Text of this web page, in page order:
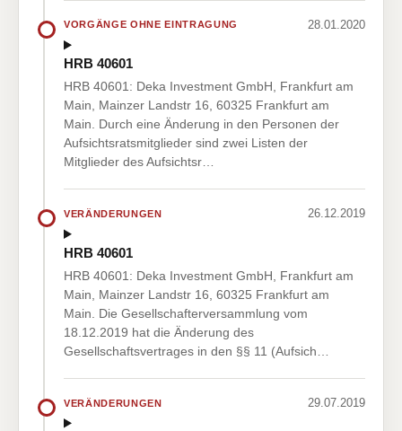
VORGÄNGE OHNE EINTRAGUNG 28.01.2020
HRB 40601
HRB 40601: Deka Investment GmbH, Frankfurt am
Main, Mainzer Landstr 16, 60325 Frankfurt am
Main. Durch eine Änderung in den Personen der
Aufsichtsratsmitglieder sind zwei Listen der
Mitglieder des Aufsichtsr…
VERÄNDERUNGEN 26.12.2019
HRB 40601
HRB 40601: Deka Investment GmbH, Frankfurt am
Main, Mainzer Landstr 16, 60325 Frankfurt am
Main. Die Gesellschafterversammlung vom
18.12.2019 hat die Änderung des
Gesellschaftsvertrages in den §§ 11 (Aufsich…
VERÄNDERUNGEN 29.07.2019